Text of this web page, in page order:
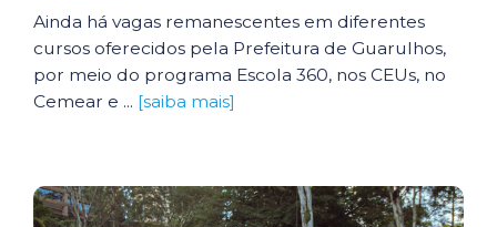
Ainda há vagas remanescentes em diferentes
cursos oferecidos pela Prefeitura de Guarulhos,
por meio do programa Escola 360, nos CEUs, no
Cemear e ... [saiba mais]